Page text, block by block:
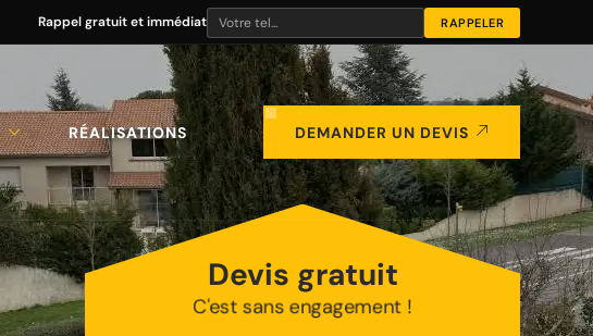
Rappel gratuit et immédiat
RÉALISATIONS DEMANDER UN DEVIS
Devis gratuit
C'est sans engagement !